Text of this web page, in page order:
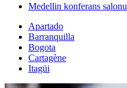
Medellin konferans salonu
Apartado
Barranquilla
Bogota
Cartagène
Itagüi